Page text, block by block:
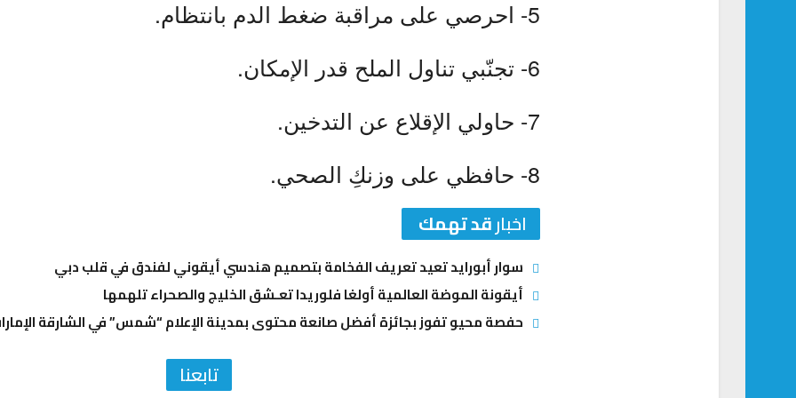
5- احرصي على مراقبة ضغط الدم بانتظام.
6- تجنّبي تناول الملح قدر الإمكان.
7- حاولي الإقلاع عن التدخين.
8- حافظي على وزنكِ الصحي.
اخبارقد تهمك
سوار أبورايد تعيد تعريف الفخامة بتصميم هندسي أيقوني لفندق في قلب دبي
أيقونة الموضة العالمية أولغا فلوريدا تعـشق الخليج والصحراء تلهمها
حفصة محيو تفوز بجائزة أفضل صانعة محتوى بمدينة الإعلام “شمس” في الشارقة
تابعنا